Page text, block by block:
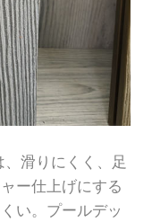
滑りにくく、足
ー仕上げにする
い。プールデッ